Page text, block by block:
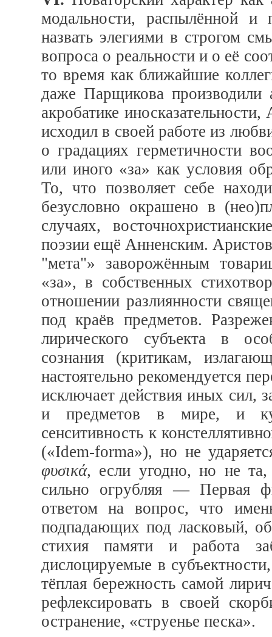
модальности, распылённой
назвать элегиями в строгом
вопроса о реальности и о её
то время как ближайшие
даже Парщикова производили
акробатике
исходил в своей работе из
о градациях герметичности
или иного «за» как условия
То, что позволяет себе
безусловно окрашено в
случаях,
поэзии ещё Анненским.
"мета"» заворожённым
«за», в собственных
отношении разлиянности
под краёв предметов.
лирического субъекта в
сознания (критикам,
настоятельно рекомендуется
исключает действия иных сил,
и предметов в мире, и
сенситивность к
(«Idem-forma»), но не
φυσικά, если угодно, но не
сильно огрубляя — Первая
ответом на вопрос, что
подпадающих под ласковый,
стихия памяти и работа
дислоцируемые в
тёплая бережность самой
рефлексировать в своей
остранение, «струенье песка».